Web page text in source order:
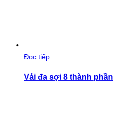
Đọc tiếp
Vải đa sợi 8 thành phần